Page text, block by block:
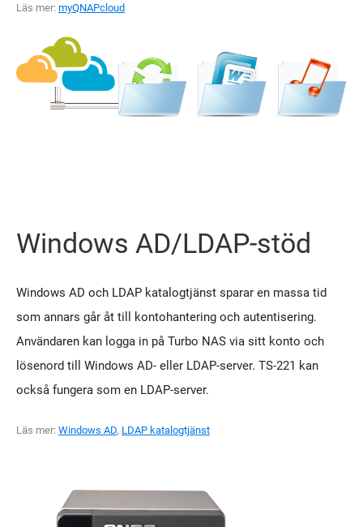
Läs mer: myQNAPcloud
Windows AD/LDAP-stöd
Windows AD och LDAP katalogtjänst sparar en massa tid
som annars går åt till kontohantering och autentisering.
Användaren kan logga in på Turbo NAS via sitt konto och
lösenord till Windows AD- eller LDAP-server. TS-221 kan
också fungera som en LDAP-server.
Läs mer: Windows AD, LDAP katalogtjänst